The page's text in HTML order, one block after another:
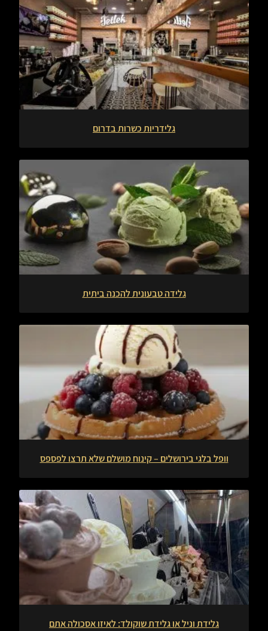
גלידריות כשרות בדרום
גלידה טבעונית להכנה ביתית
וופל בלגי בירושלים – קינוח מושלם שלא תרצו לפספס
גלידת וניל או גלידת שוקולד: לאיזו אסכולה אתם